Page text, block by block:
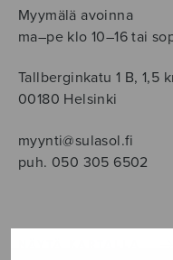
Myymälä avoinna
ma–pe klo 10–16 tai
Tallberginkatu 1 B, 1,5
00180 Helsinki
myynti@sulasol.fi
puh. 050 305 6502